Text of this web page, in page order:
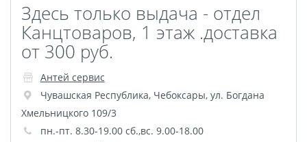
Здесь только выдача - отдел
Канцтоваров, 1 этаж .доставка
от 300 руб.
Антей сервис
Чувашская Республика, Чебоксары, ул. Богдана
Хмельницкого 109/3
пн.-пт. 8.30-19.00 сб.,вс. 9.00-18.00